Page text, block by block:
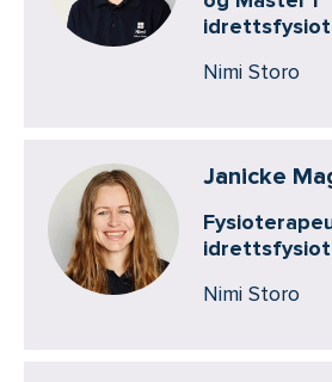
Nimi Storo
Janicke
Nimi Storo